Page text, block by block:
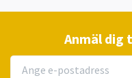
Anmäl dig